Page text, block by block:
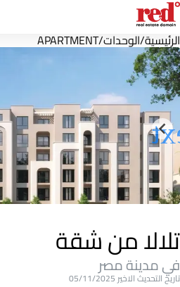
الرئيسية/الوحدات/
APARTMENT
تلالا من شقة
في مدينة مصر
تاريخ التحديث الاخير 05/11/2025